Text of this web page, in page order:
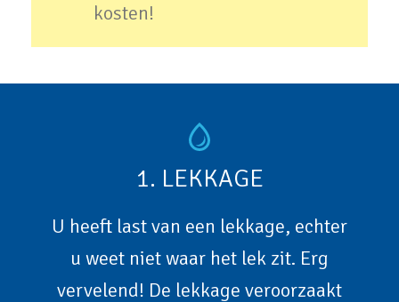
kosten!
1. LEKKAGE
U heeft last van een lekkage, echter
u weet niet waar het lek zit. Erg
vervelend! De lekkage veroorzaakt